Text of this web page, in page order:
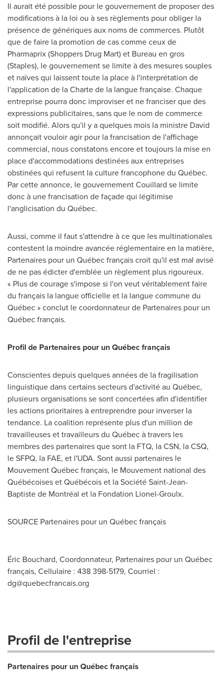
Il aurait été possible pour le gouvernement de proposer des
modifications à la loi ou à ses règlements pour obliger la
présence de génériques aux noms de commerces. Plutôt
que de faire la promotion de cas comme ceux de
Pharmaprix (Shoppers Drug Mart) et Bureau en gros
(Staples), le gouvernement se limite à des mesures souples
et naïves qui laissent toute la place à l'interprétation de
l'application de la Charte de la langue française. Chaque
entreprise pourra donc improviser et ne franciser que des
expressions publicitaires, sans que le nom de commerce
soit modifié. Alors qu'il y a quelques mois la ministre David
annonçait vouloir agir pour la francisation de l'affichage
commercial, nous constatons encore et toujours la mise en
place d'accommodations destinées aux entreprises
obstinées qui refusent la culture francophone du Québec.
Par cette annonce, le gouvernement Couillard se limite
donc à une francisation de façade qui légitimise
l'anglicisation du Québec.
Aussi, comme il faut s'attendre à ce que les multinationales
contestent la moindre avancée réglementaire en la matière,
Partenaires pour un Québec français croit qu'il est mal avisé
de ne pas édicter d'emblée un règlement plus rigoureux.
« Plus de courage s'impose si l'on veut véritablement faire
du français la langue officielle et la langue commune du
Québec » conclut le coordonnateur de Partenaires pour un
Québec français.
Profil de Partenaires pour un Québec français
Conscientes depuis quelques années de la fragilisation
linguistique dans certains secteurs d'activité au Québec,
plusieurs organisations se sont concertées afin d'identifier
les actions prioritaires à entreprendre pour inverser la
tendance. La coalition représente plus d'un million de
travailleuses et travailleurs du Québec à travers les
membres des partenaires que sont la FTQ, la CSN, la CSQ,
le SFPQ, la FAE, et l'UDA. Sont aussi partenaires le
Mouvement Québec français, le Mouvement national des
Québécoises et Québécois et la SociétéSaint-Jean-
Baptistede Montréal et la Fondation Lionel-Groulx.
SOURCE Partenaires pour un Québec français
Éric Bouchard, Coordonnateur, Partenaires pour un Québec
français, Cellulaire : 438 398-5179, Courriel :
dg@quebecfrancais.org
Profil de l'entreprise
Partenaires pour un Québec français